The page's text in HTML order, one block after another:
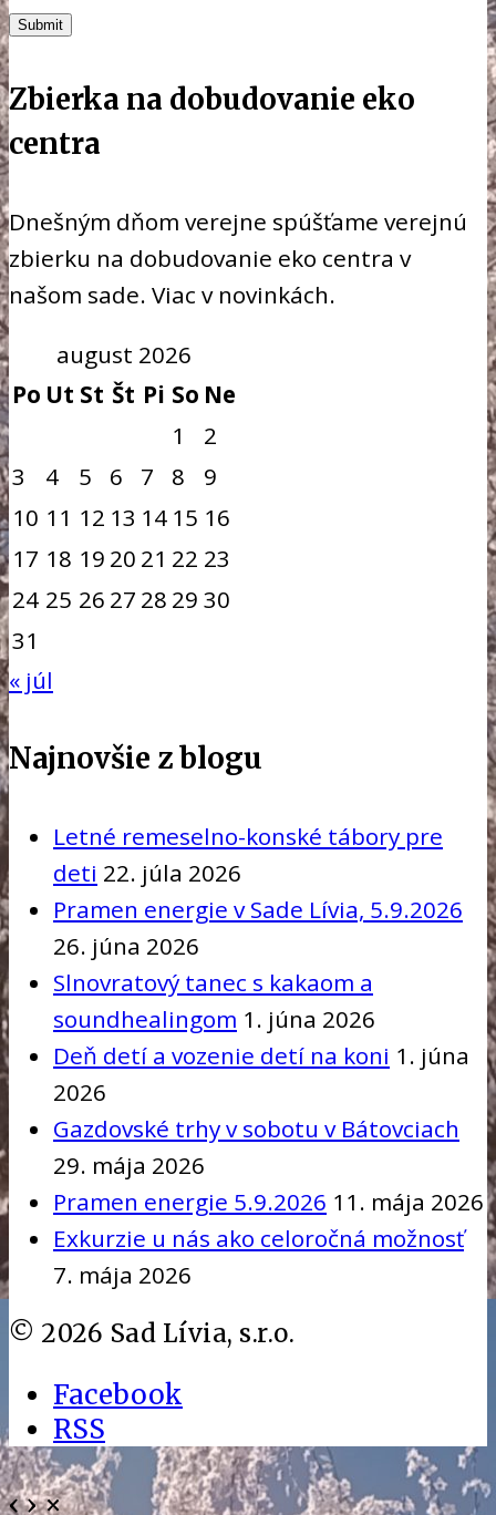
Zbierka na dobudovanie eko
centra
Dnešným dňom verejne spúšťame verejnú
zbierku na dobudovanie eko centra v
našom sade. Viac v novinkách.
august 2026
Po Ut St Št Pi So Ne
1
2
3
4 5 6 7 8
9
10 11 12 13 14 15 16
17 18 19 20 21 22 23
24 25 26 27 28 29 30
31
« júl
Najnovšie z blogu
Letné remeselno-konské tábory pre
deti 22. júla 2026
Pramen energie v Sade Lívia, 5.9.2026
26. júna 2026
Slnovratový tanec s kakaom a
soundhealingom 1. júna 2026
Deň detí a vozenie detí na koni 1. júna
2026
Gazdovské trhy v sobotu v Bátovciach
29. mája 2026
Pramen energie 5.9.2026 11. mája 2026
Exkurzie u nás ako celoročná možnosť
7. mája 2026
© 2026 Sad Lívia, s.r.o.
Facebook
RSS
‹›×